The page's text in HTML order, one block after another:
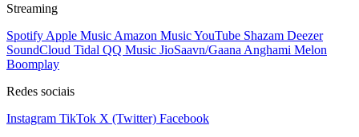
Streaming
Spotify Apple Music Amazon MusicYouTube Shazam Deezer
SoundCloud Tidal QQ Music JioSaavn/Gaana Anghami Melon
Boomplay
Redes sociais
Instagram TikTok X (Twitter) Facebook